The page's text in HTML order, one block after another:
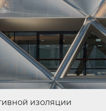
изоляции